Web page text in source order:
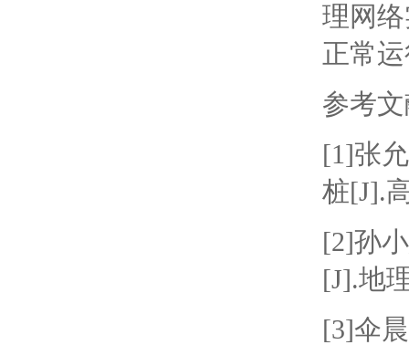
理网
正常
参考
[1]张
桩[J].
[2]孙
[J].地
[3]伞